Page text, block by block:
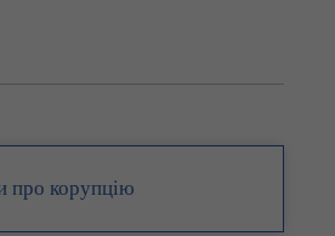
про корупцію